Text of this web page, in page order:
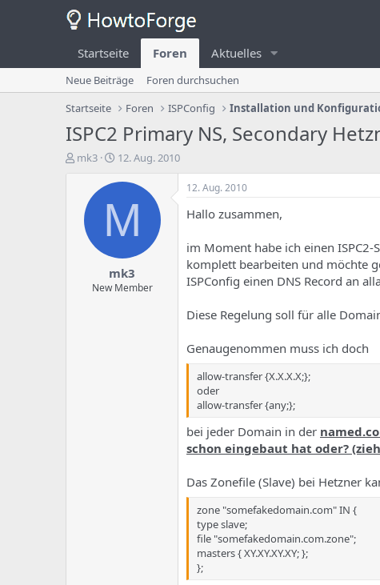
Startseite Foren Aktuelles
Neue Beiträge
Foren durchsuchen
Startseite
Foren ISPConfig Installation und
ISPC2 Primary NS, Secondary
E
mk3
E
s
e
l
u
n
g
12. Aug. 2010
M
mk3
New Member
12. Aug. 2010
Hallo zusammen,
im Moment habe ich einen
komplett bearbeiten und möchte
ISPConfig einen DNS Record an
Diese Regelung soll für alle
Genaugenommen muss ich doch
allow-transfer {X.X.X.X;};
oder
allow-transfer {any;};
bei jeder Domain in der
schon eingebaut hat oder?
Das Zonefile (Slave) bei Hetzner
zone "somefakedomain.com" IN {
type slave;
file "somefakedomain.com.zone";
masters { XY.XY.XY.XY; };
};